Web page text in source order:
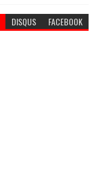
DISQUS FACEBOOK